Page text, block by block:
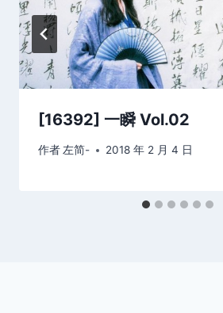
[16392] 一瞬 Vol.02
作者 左简- 2018 年 2 月 4 日